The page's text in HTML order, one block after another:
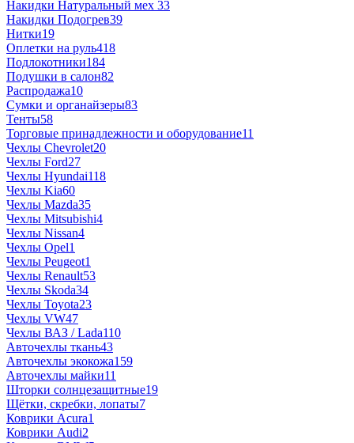
Накидки Натуральный мех 33
Накидки Подогрев39
Нитки19
Оплетки на руль418
Подлокотники184
Подушки в салон82
Распродажа10
Сумки и органайзеры83
Тенты58
Торговые принадлежности и оборудование11
Чехлы Chevrolet20
Чехлы Ford27
Чехлы Hyundai118
Чехлы Kia60
Чехлы Mazda35
Чехлы Mitsubishi4
Чехлы Nissan4
Чехлы Opel1
Чехлы Peugeot1
Чехлы Renault53
Чехлы Skoda34
Чехлы Toyota23
Чехлы VW47
Чехлы ВАЗ / Lada110
Авточехлы ткань43
Авточехлы экокожа159
Авточехлы майки11
Шторки солнцезащитные19
Щётки, скребки, лопаты7
Коврики Acura1
Коврики Audi2